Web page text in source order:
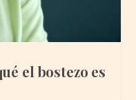
el bostezo es